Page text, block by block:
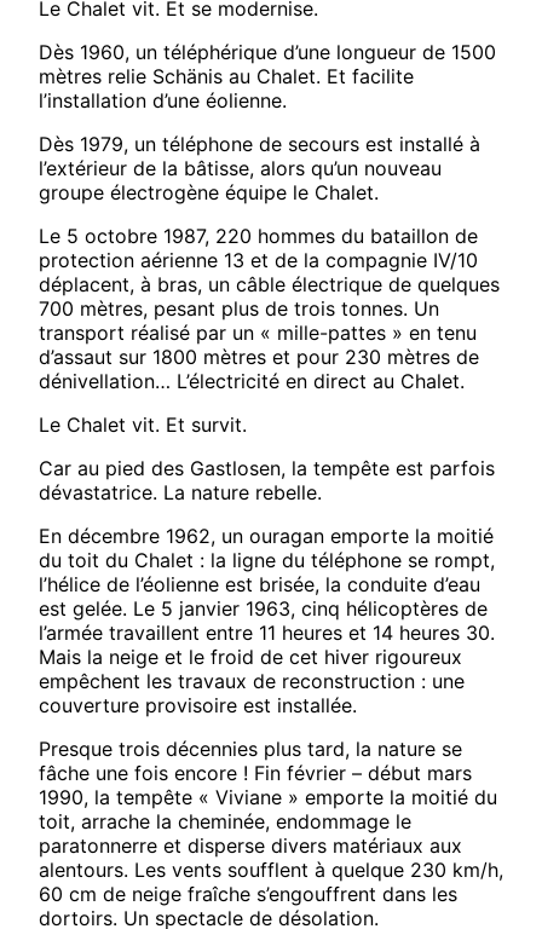
Le Chalet vit. Et se modernise.
Dès 1960, un téléphérique d’une longueur de 1500
mètres relie Schänis au Chalet. Et facilite
l’installation d’une éolienne.
Dès 1979, un téléphone de secours est installé à
l’extérieur de la bâtisse, alors qu’un nouveau
groupe électrogène équipe le Chalet.
Le 5 octobre 1987, 220 hommes du bataillon de
protection aérienne 13 et de la compagnie IV/10
déplacent, à bras, un câble électrique de quelques
700 mètres, pesant plus de trois tonnes. Un
transport réalisé par un « mille-pattes » en tenu
d’assaut sur 1800 mètres et pour 230 mètres de
dénivellation… L’électricité en direct au Chalet.
Le Chalet vit. Et survit.
Car au pied des Gastlosen, la tempête est parfois
dévastatrice. La nature rebelle.
En décembre 1962, un ouragan emporte la moitié
du toit du Chalet : la ligne du téléphone se rompt,
l’hélice de l’éolienne est brisée, la conduite d’eau
est gelée. Le 5 janvier 1963, cinq hélicoptères de
l’armée travaillent entre 11 heures et 14 heures 30.
Mais la neige et le froid de cet hiver rigoureux
empêchent les travaux de reconstruction : une
couverture provisoire est installée.
Presque trois décennies plus tard, la nature se
fâche une fois encore ! Fin février – début mars
1990, la tempête « Viviane » emporte la moitié du
toit, arrache la cheminée, endommage le
paratonnerre et disperse divers matériaux aux
alentours. Les vents soufflent à quelque 230 km/h,
60 cm de neige fraîche s’engouffrent dans les
dortoirs. Un spectacle de désolation.